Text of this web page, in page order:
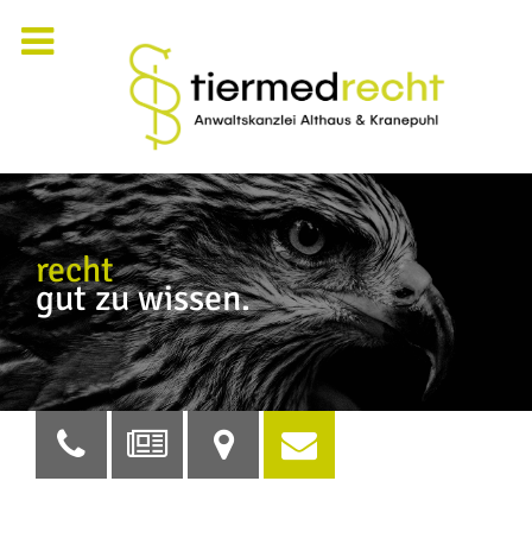
recht
gut zu wissen.